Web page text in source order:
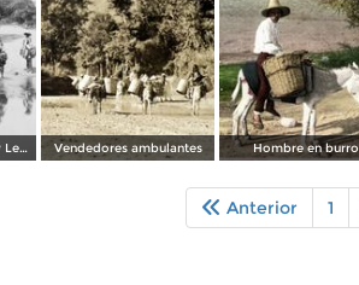
Vendedoresde Agua y Lena Vendedores ambulantes Hombre en burro
Anterior 1